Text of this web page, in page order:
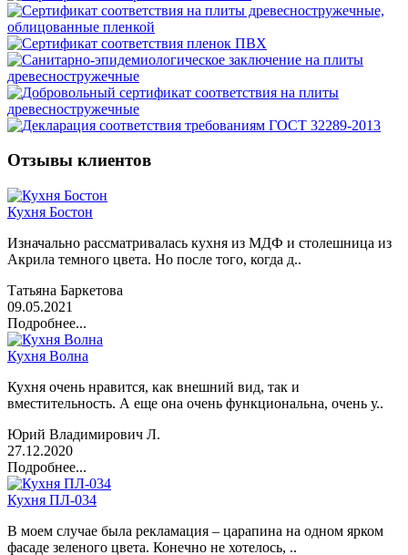
Отзывы клиентов
Кухня Бостон
Изначально рассматривалась кухня из МДФ и столешница из
Акрила темного цвета. Но после того, когда д..
Татьяна Баркетова
09.05.2021
Подробнее...
Кухня Волна
Кухня очень нравится, как внешний вид, так и
вместительность. А еще она очень функциональна, очень у..
Юрий Владимирович Л.
27.12.2020
Подробнее...
Кухня ПЛ-034
В моем случае была рекламация – царапина на одном ярком
фасаде зеленого цвета. Конечно не хотелось, ..